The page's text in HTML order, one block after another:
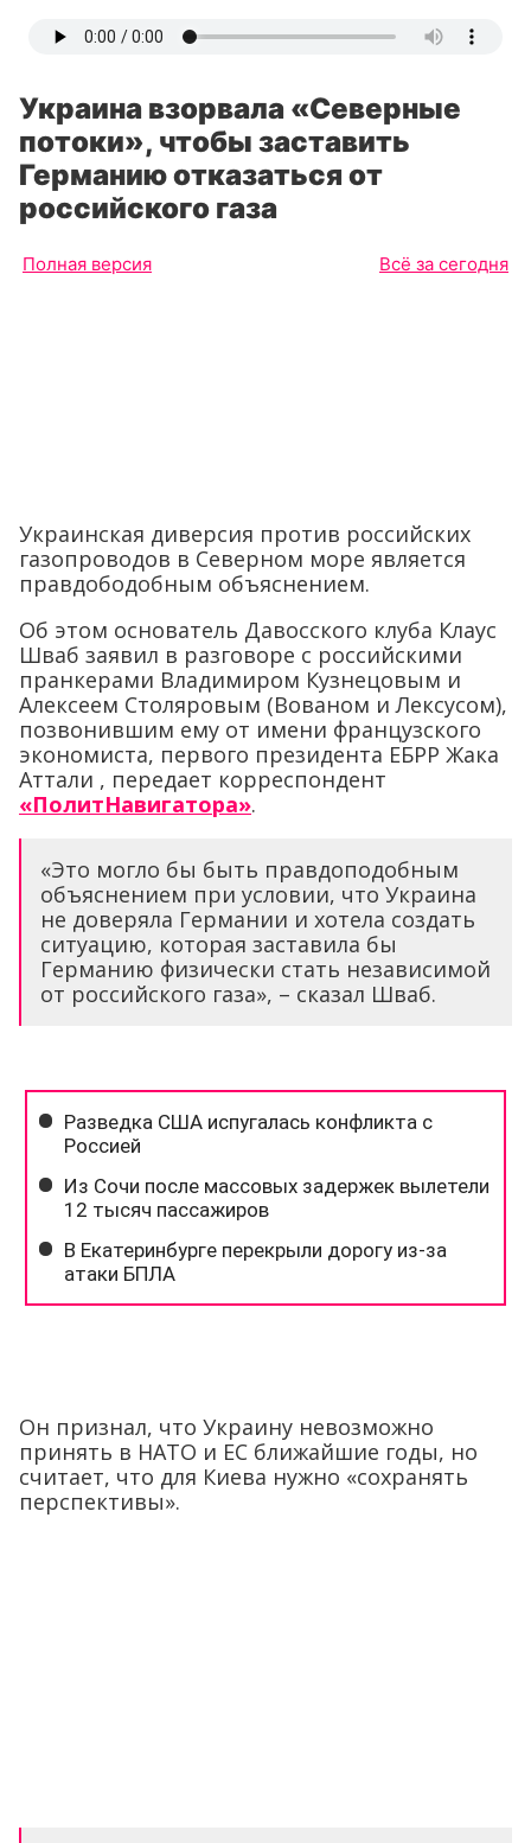
Украина взорвала «Северные
потоки», чтобы заставить
Германию отказаться от
российского газа
Полная версия Всё за сегодня
Украинская диверсия против российских
газопроводов в Северном море является
правдободобным объяснением.
Об этом основатель Давосского клуба Клаус
Шваб заявил в разговоре с российскими
пранкерами Владимиром Кузнецовым и
Алексеем Столяровым (Вованом и Лексусом),
позвонившим ему от имени французского
экономиста, первого президента ЕБРР Жака
Аттали , передает корреспондент
«ПолитНавигатора».
«Это могло бы быть правдоподобным
объяснением при условии, что Украина
не доверяла Германии и хотела создать
ситуацию, которая заставила бы
Германию физически стать независимой
от российского газа», – сказал Шваб.
Он признал, что Украину невозможно
принять в НАТО и ЕС ближайшие годы, но
считает, что для Киева нужно «сохранять
перспективы».